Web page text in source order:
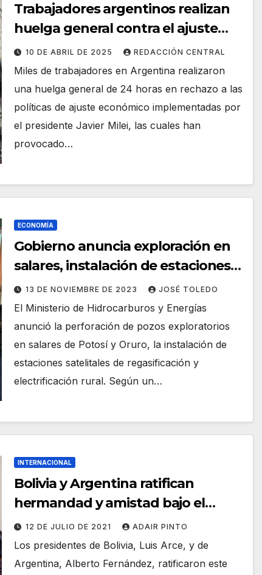
Trabajadores argentinos realizan
huelga general contra el ajuste
económico de Javier Milei
10 DE ABRIL DE 2025 REDACCIÓN CENTRAL
Miles de trabajadores en Argentina realizaron
una huelga general de 24 horas en rechazo a las
políticas de ajuste económico implementadas por
el presidente Javier Milei, las cuales han
provocado…
ECONOMÍA
Gobierno anuncia exploración en
salares, instalación de estaciones
de regasificación y obras de
electrificación en Potos
13 DE NOVIEMBRE DE 2023 JOSÉ TOLEDO
El Ministerio de Hidrocarburos y Energías
anunció la perforación de pozos exploratorios
en salares de Potosí y Oruro, la instalación de
estaciones satelitales de regasificación y
electrificación rural. Según un…
INTERNACIONAL
Bolivia y Argentina ratifican
hermandad y amistad bajo el
legado de Juana, la guerrillera, y
apuntalan la Patria Grande
12 DE JULIO DE 2021 ADAIR PINTO
Los presidentes de Bolivia, Luis Arce, y de
Argentina, Alberto Fernández, ratificaron este